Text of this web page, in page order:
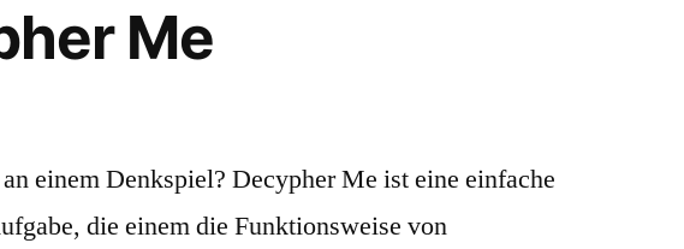
Me
einem Denkspiel? Decypher Me ist eine einfache
die einem die Funktionsweise von